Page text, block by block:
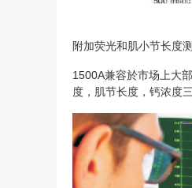
附加荧光和肌小节长度
1500A兼容於市场上大
度，肌节长度，钙浓度